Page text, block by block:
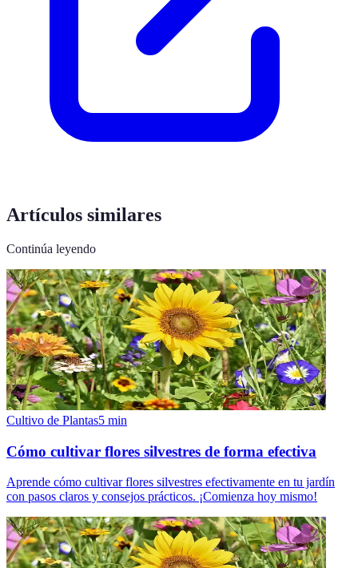
Artículos similares
Continúa leyendo
Cultivo de Plantas5 min
Cómo cultivar flores silvestres de forma efectiva
Aprende cómo cultivar flores silvestres efectivamente en tu jardín
con pasos claros y consejos prácticos. ¡Comienza hoy mismo!